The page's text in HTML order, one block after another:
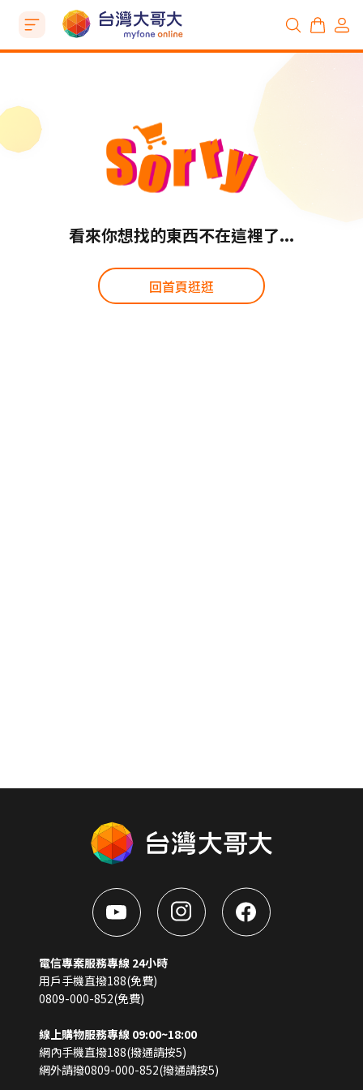
看來你想找的東西不在這裡了...
回首頁逛逛
電信專案服務專線 24小時
用戶手機直撥188(免費)
0809-000-852(免費)
線上購物服務專線 09:00~18:00
網內手機直撥188(撥通請按5)
網外請撥0809-000-852(撥通請按5)